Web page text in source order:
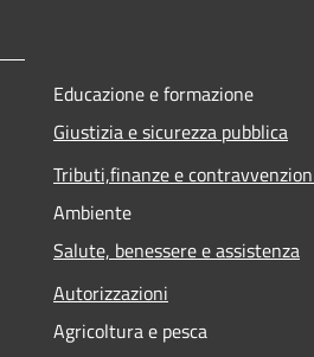
Educazione e formazione
Giustizia e sicurezza pubblica
Tributi,finanze e
Ambiente
Salute, benessere e assistenza
Autorizzazioni
Agricoltura e pesca